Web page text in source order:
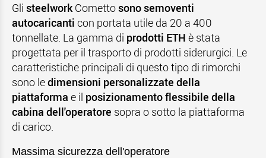
Gli steelworkComettosono semoventi
autocaricanti con portata utile da 20 a 400
tonnellate. La gamma di prodotti ETH è stata
progettata per il trasporto di prodotti siderurgici. Le
caratteristiche principali di questo tipo di rimorchi
sono ledimensioni personalizzate della
piattaforma e il posizionamento flessibile della
cabina dell'operatore sopra o sotto la piattaforma
di carico.
Massima sicurezza dell'operatore